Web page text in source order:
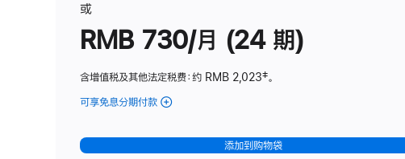
或
RMB 730/月 (24 期)
含增值税及其他法定税费：约 RMB 2,023脚
‡。
可享免息分期付款 (Studio
-
纳
添加到购物袋